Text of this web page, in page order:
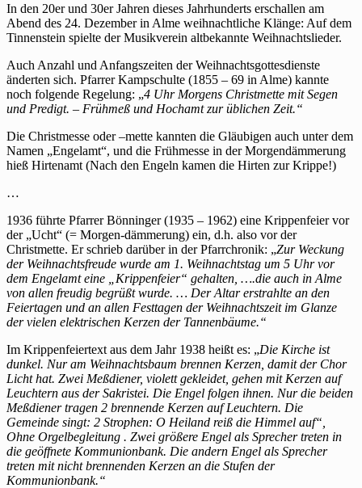
In den 20er und 30er Jahren dieses Jahrhunderts erschallen am
Abend des 24. Dezember in Alme weihnachtliche Klänge: Auf dem
Tinnenstein spielte der Musikverein altbekannte Weihnachtslieder.
Auch Anzahl und Anfangszeiten der Weihnachtsgottesdienste
änderten sich. Pfarrer Kampschulte (1855 – 69 in Alme) kannte
noch folgende Regelung: „4 Uhr Morgens Christmette mit Segen
und Predigt. – Frühmeß und Hochamt zur üblichen Zeit.“
Die Christmesse oder –mette kannten die Gläubigen auch unter dem
Namen „Engelamt“, und die Frühmesse in der Morgendämmerung
hieß Hirtenamt (Nach den Engeln kamen die Hirten zur Krippe!)
…
1936 führte Pfarrer Bönninger (1935 – 1962) eine Krippenfeier vor
der „Ucht“ (= Morgen-dämmerung) ein, d.h. also vor der
Christmette. Er schrieb darüber in der Pfarrchronik: „Zur Weckung
der Weihnachtsfreude wurde am 1. Weihnachtstag um 5 Uhr vor
dem Engelamt eine „Krippenfeier“ gehalten, ….die auch in Alme
von allen freudig begrüßt wurde. … Der Altar erstrahlte an den
Feiertagen und an allen Festtagen der Weihnachtszeit im Glanze
der vielen elektrischen Kerzen der Tannenbäume.“
Im Krippenfeiertext aus dem Jahr 1938 heißt es: „Die Kirche ist
dunkel. Nur am Weihnachtsbaum brennen Kerzen, damit der Chor
Licht hat. Zwei Meßdiener, violett gekleidet, gehen mit Kerzen auf
Leuchtern aus der Sakristei. Die Engel folgen ihnen. Nur die beiden
Meßdiener tragen 2 brennende Kerzen auf Leuchtern. Die
Gemeinde singt: 2 Strophen: O Heiland reiß die Himmel auf“,
Ohne Orgelbegleitung . Zwei größere Engel als Sprecher treten in
die geöffnete Kommunionbank. Die andern Engel als Sprecher
treten mit nicht brennenden Kerzen an die Stufen der
Kommunionbank.“